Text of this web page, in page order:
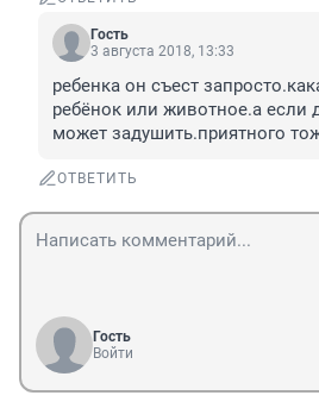
Гость
3 августа 2018, 13:33
ребенка он съест
ребёнок или животное.а если
может задушить.приятного
ОТВЕТИТЬ
Гость
Войти